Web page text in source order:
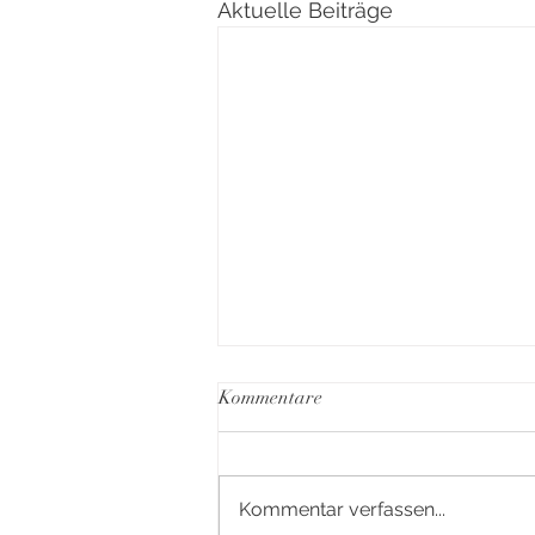
Aktuelle Beiträge
Kommentare
Kommentar verfassen...